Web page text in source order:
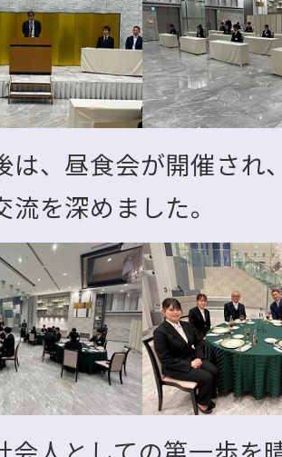
は、昼食会が開催され
流を深めました。